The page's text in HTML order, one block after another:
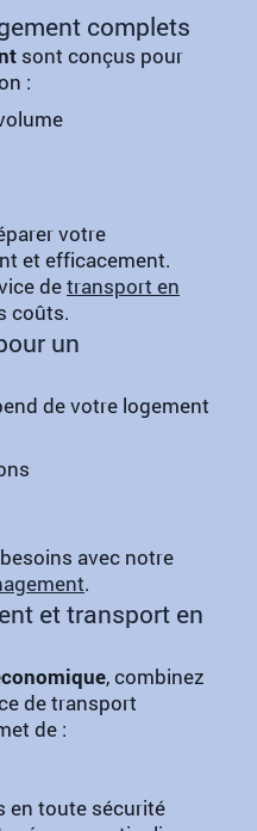
complets
sont conçus pour
:
votre
et efficacement.
detransport en
coûts.
un
de votre logement
avec notre
.
et transport en
, combinez
de transport
de :
en toute sécurité